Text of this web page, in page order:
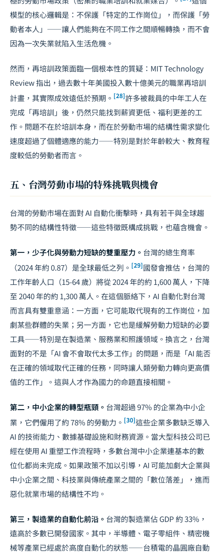
模型的核心邏輯是：不保護「特定的工作崗位」，而保護「勞
動者本人」——讓人們能夠在不同工作之間順暢轉換，而不會
因為一次失業就陷入生活危機。
然而，再培訓政策面臨一個根本性的質疑：MIT Technology
Review 指出，過去數十年美國投入數十億美元的職業再培訓
計畫，其實際成效遠低於預期。 [28]許多被裁員的中年工人在
完成「再培訓」後，仍然只能找到薪資更低、福利更差的工
作。問題不在於培訓本身，而在於勞動市場的結構性需求變化
速度超過了個體適應的能力——特別是對於年齡較大、教育程
度較低的勞動者而言。
五、台灣勞動市場的特殊挑戰與機會
台灣的勞動市場在面對 AI 自動化衝擊時，具有若干與全球趨
勢不同的結構性特徵——這些特徵既構成挑戰，也蘊含機會。
第一，少子化與勞動力短缺的雙重壓力。 台灣的總生育率
（2024 年約 0.87）是全球最低之列。 [29]國發會推估，台灣的
工作年齡人口（15-64 歲）將從 2024 年的約 1,600 萬人，下降
至 2040 年的約 1,300 萬人。在這個脈絡下，AI 自動化對台灣
而言具有雙重意涵：一方面，它可能取代現有的工作崗位，加
劇某些群體的失業；另一方面，它也是緩解勞動力短缺的必要
工具——特別是在製造業、服務業和照護領域。換言之，台灣
面對的不是「AI 會不會取代太多工作」的問題，而是「AI 能否
在正確的領域取代正確的任務，同時讓人類勞動力轉向更高價
值的工作」。這與人才作為國力的命題直接相關。
第二，中小企業的轉型瓶頸。 台灣超過 97% 的企業為中小企
業，它們僱用了約 78% 的勞動力。 [30]這些企業多數缺乏導入
AI 的技術能力、數據基礎設施和財務資源。當大型科技公司已
經在使用 AI 重塑工作流程時，多數台灣中小企業連基本的數
位化都尚未完成。如果政策不加以引導，AI 可能加劇大企業與
中小企業之間、科技業與傳統產業之間的「數位落差」，進而
惡化就業市場的結構性不均。
第三，製造業的自動化前沿。 台灣的製造業佔 GDP 約 33%，
遠高於多數已開發國家。其中，半導體、電子零組件、精密機
械等產業已經處於高度自動化的狀態——台積電的晶圓廠自動